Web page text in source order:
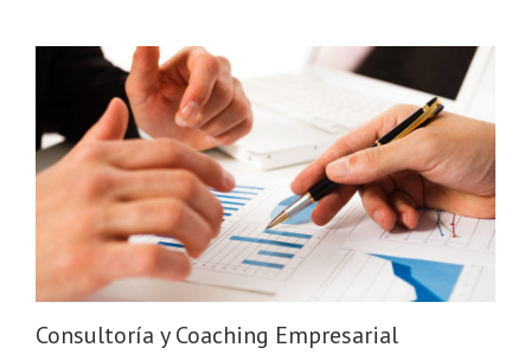
Consultoría y Coaching Empresarial